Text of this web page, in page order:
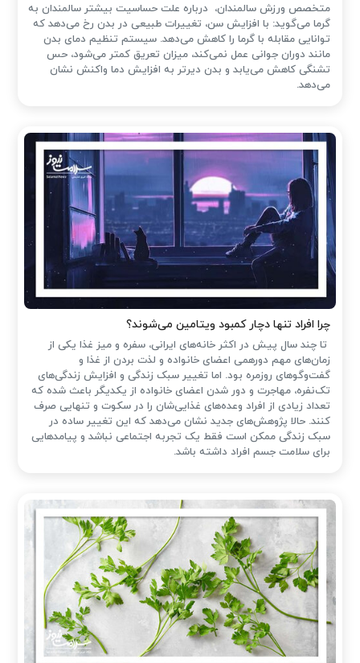
متخصص ورزش سالمندان، درباره علت حساسیت بیشتر سالمندان به
گرما می‌گوید: با افزایش سن، تغییرات طبیعی در بدن رخ می‌دهد که
توانایی مقابله با گرما را کاهش می‌دهد. سیستم تنظیم دمای بدن
مانند دوران جوانی عمل نمی‌کند، میزان تعریق کمتر می‌شود، حس
تشنگی کاهش می‌یابد و بدن دیرتر به افزایش دما واکنش نشان
می‌دهد.
چرا افراد تنها دچار کمبود ویتامین می‌شوند؟
تا چند سال پیش در اکثر خانه‌های ایرانی، سفره و میز غذا یکی از
زمان‌های مهم دورهمی اعضای خانواده و لذت بردن از غذا و
گفت‌وگوهای روزمره بود. اما تغییر سبک زندگی و افزایش زندگی‌های
تک‌نفره، مهاجرت و دور شدن اعضای خانواده از یکدیگر باعث شده که
تعداد زیادی از افراد وعده‌های غذایی‌شان را در سکوت و تنهایی صرف
کنند. حالا پژوهش‌های جدید نشان می‌دهد که این تغییر ساده در
سبک زندگی ممکن است فقط یک تجربه اجتماعی نباشد و پیامدهایی
برای سلامت جسم افراد داشته باشد.